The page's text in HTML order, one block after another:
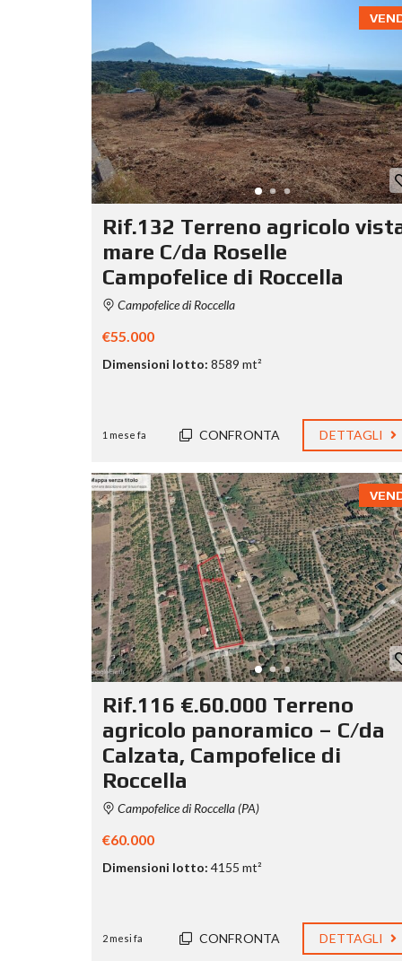
Rif.132 Terreno agricolo
mare C/da Roselle
Campofelice di Roccella
Campofelice di Roccella
€55.000
Dimensioni lotto: 8589 mt²
1 mese fa CONFRONTA DETTAGLI
Rif.116 €.60.000 Terreno
agricolo panoramico – C/da
Calzata, Campofelice di
Roccella
Campofelice di Roccella (PA)
€60.000
Dimensioni lotto: 4155 mt²
2 mesi fa CONFRONTA DETTAGLI